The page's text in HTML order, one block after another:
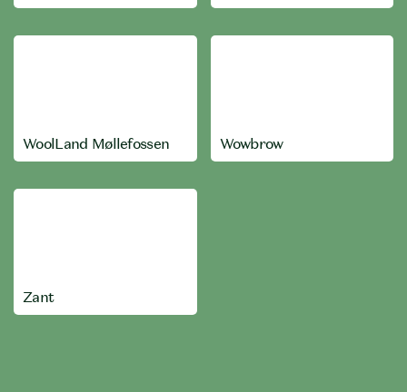
WoolLand Møllefossen Wowbrow
Zant